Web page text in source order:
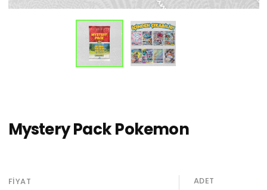
Mystery Pack Pokemon
FIYAT ADET